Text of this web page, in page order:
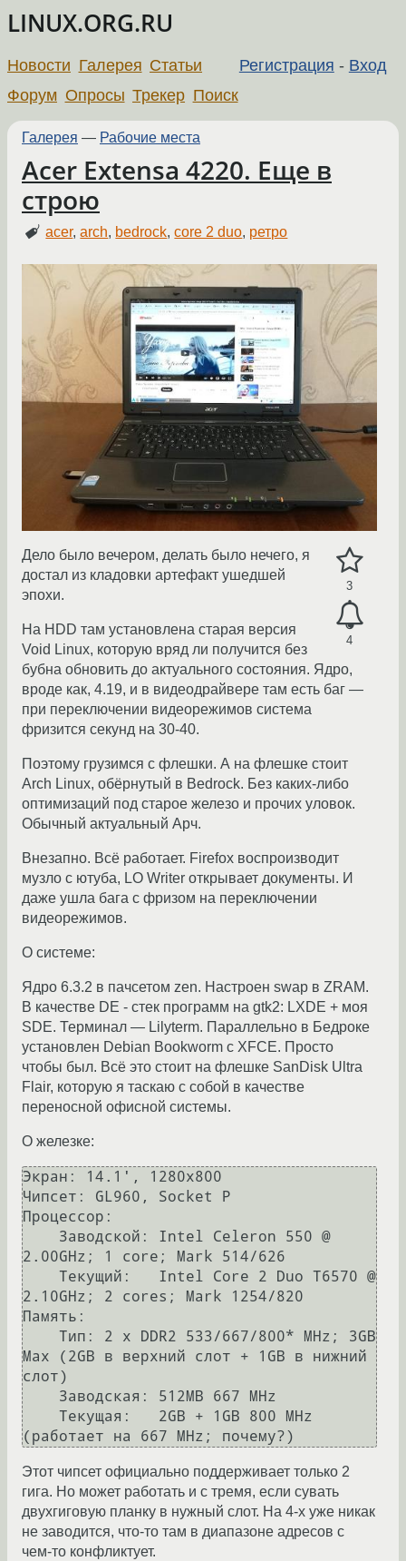
LINUX.ORG.RU
Регистрация - Вход
Новости Галерея Статьи
Форум Опросы Трекер Поиск
Галерея — Рабочие места
Acer Extensa 4220. Еще в
строю
acer,arch, bedrock,core 2 duo, ретро
3
4
Дело было вечером, делать было нечего, я
достал из кладовки артефакт ушедшей
эпохи.
На HDD там установлена старая версия
Void Linux, которую вряд ли получится без
бубна обновить до актуального состояния. Ядро,
вроде как, 4.19, и в видеодрайвере там есть баг —
при переключении видеорежимов система
фризится секунд на 30-40.
Поэтому грузимся с флешки. А на флешке стоит
Arch Linux, обёрнутый в Bedrock. Без каких-либо
оптимизаций под старое железо и прочих уловок.
Обычный актуальный Арч.
Внезапно. Всё работает. Firefox воспроизводит
музло с ютуба, LO Writer открывает документы. И
даже ушла бага с фризом на переключении
видеорежимов.
О системе:
Ядро 6.3.2 в пачсетом zen. Настроен swap в ZRAM.
В качестве DE - стек программ на gtk2: LXDE + моя
SDE. Терминал — Lilyterm. Параллельно в Бедроке
установлен Debian Bookworm с XFCE. Просто
чтобы был. Всё это стоит на флешке SanDisk Ultra
Flair, которую я таскаю с собой в качестве
переносной офисной системы.
О железке:
Экран: 14.1', 1280x800
Чипсет: GL960, Socket P
Процессор:
2.00GHz; 1 core; Mark 514/626
2.10GHz; 2 cores; Mark 1254/820
Память:
Max (2GB в верхний слот + 1GB в нижний
слот)
Этот чипсет официально поддерживает только 2
гига. Но может работать и с тремя, если сувать
двухгиговую планку в нужный слот. На 4-х уже никак
не заводится, что-то там в диапазоне адресов с
чем-то конфликтует.